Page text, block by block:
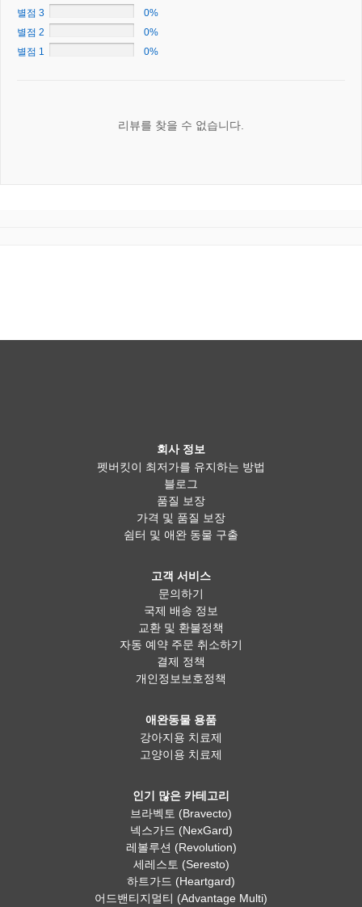
별점 3
0%
별점 2
0%
별점 1
0%
리뷰를 찾을 수 없습니다.
회사 정보
펫버킷이 최저가를 유지하는 방법
블로그
품질 보장
가격 및 품질 보장
쉼터 및 애완 동물 구출
고객 서비스
문의하기
국제 배송 정보
교환 및 환불정책
자동 예약 주문 취소하기
결제 정책
개인정보보호정책
애완동물 용품
강아지용 치료제
고양이용 치료제
인기 많은 카테고리
브라벡토 (Bravecto)
넥스가드 (NexGard)
레볼루션 (Revolution)
세레스토 (Seresto)
하트가드 (Heartgard)
어드밴티지멀티 (Advantage Multi)